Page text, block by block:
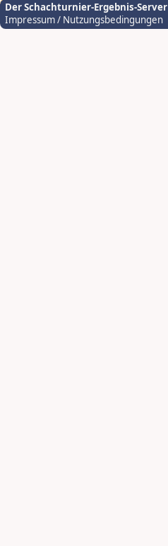
Der Schachturnier-Ergebnis-Server
Impressum / Nutzungsbedingungen